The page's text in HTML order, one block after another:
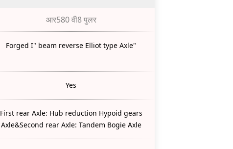
आर580 वी8 पुलर
Forged I" beam reverse Elliot type Axle"
Yes
First rear Axle: Hub reduction Hypoid gears
Axle&Second rear Axle: Tandem Bogie Axle